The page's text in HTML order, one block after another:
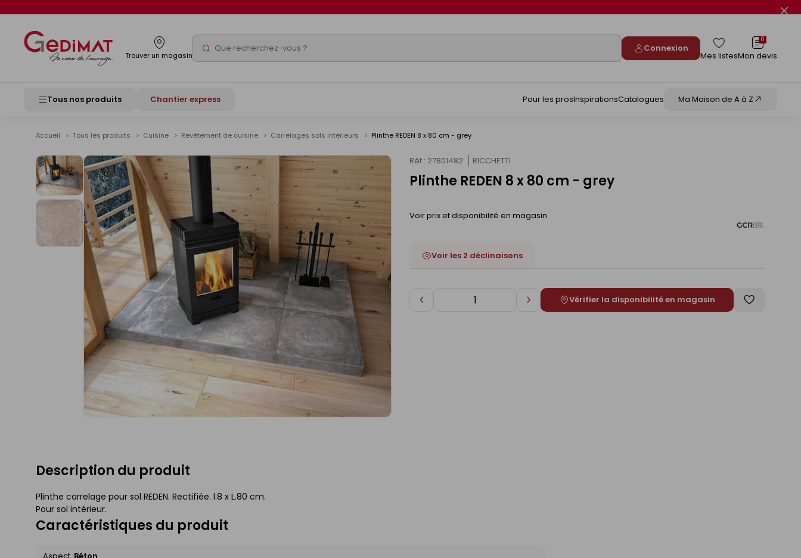
Trouver un magasin Rechercher Connexion
Mes listes
0
Mon devis
Tous nos produits Chantier express Pour les prosInspirationsCatalogues Ma Maison de A à Z
Accueil Tous les produits Cuisine Revêtement de cuisine Carrelages sols intérieurs Plinthe REDEN 8 x 80 cm - grey
Voir
les
images
Réf : 27801482 RICCHETTI
Plinthe REDEN 8 x 80 cm - grey
Voir prix et disponibilité en magasin
Voir les 2 déclinaisons
Diminuer AugmenterVérifier la disponibilité en magasin
Enregistrer
Description du produit
Plinthe carrelage pour sol REDEN. Rectifiée. l.8 x L.80 cm.
Pour sol intérieur.
Caractéristiques du produit